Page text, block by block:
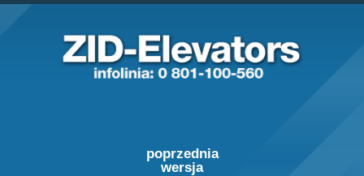
poprzednia
wersja